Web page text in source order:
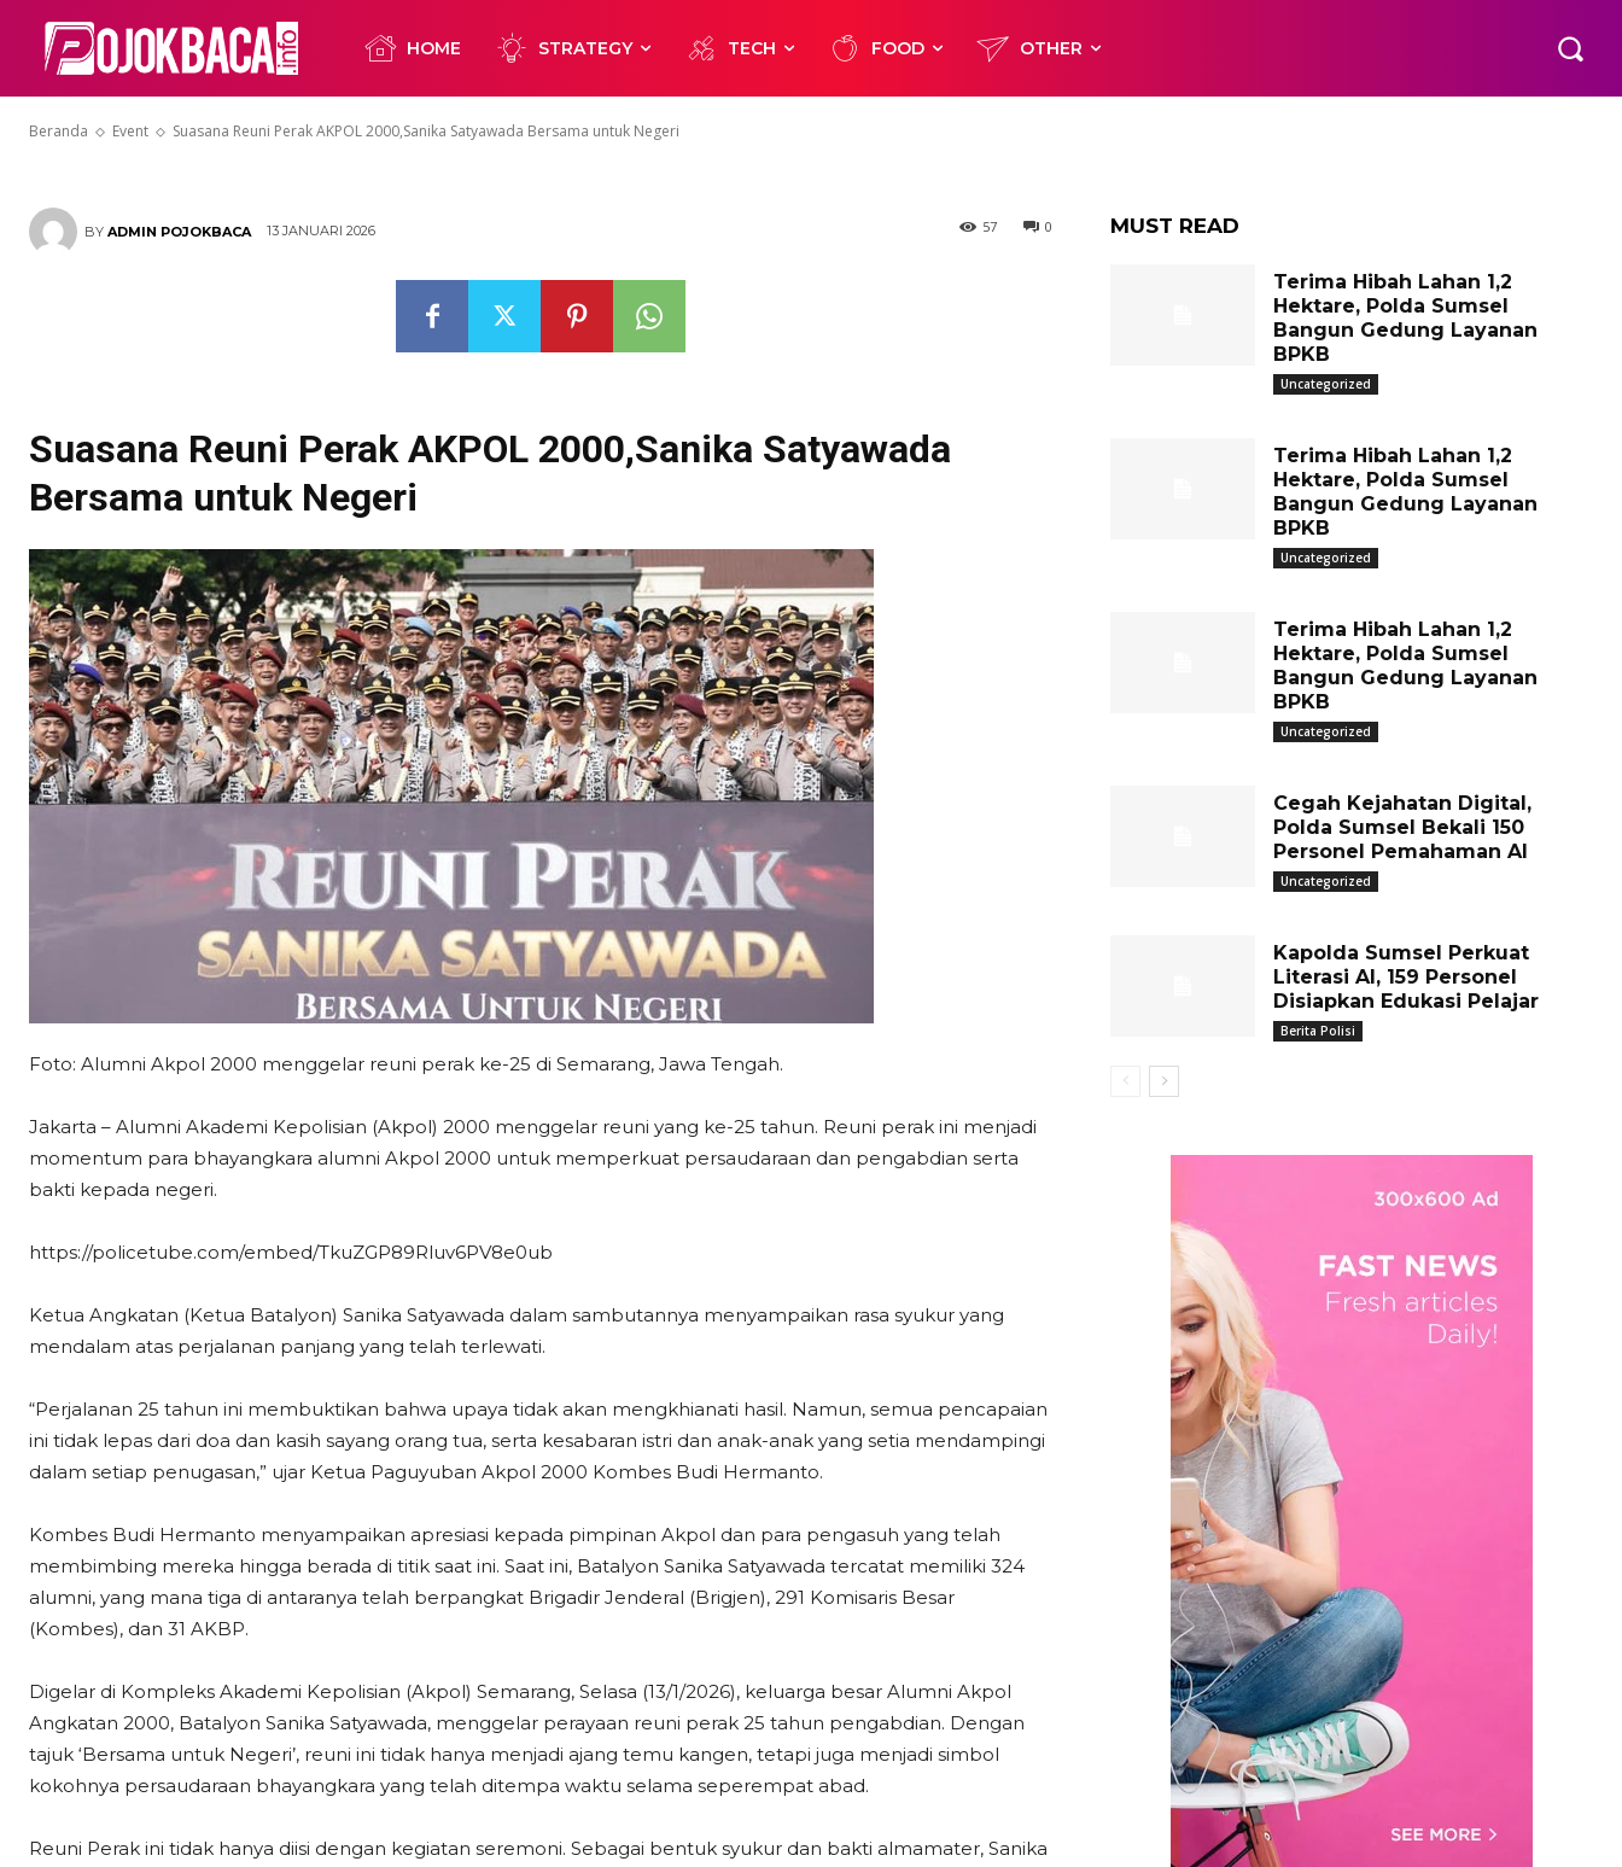
HOME STRATEGY TECH FOOD OTHER
Beranda Event Suasana Reuni Perak AKPOL 2000,Sanika Satyawada Bersama untuk Negeri
untuk Negeri
BY ADMIN POJOKBACA 13 JANUARI 2026 0
57
Suasana Reuni Perak AKPOL 2000,Sanika Satyawada
Bersama untuk Negeri
Foto: Alumni Akpol 2000 menggelar reuni perak ke-25 di Semarang, Jawa Tengah.
Jakarta – Alumni Akademi Kepolisian (Akpol) 2000 menggelar reuni yang ke-25 tahun. Reuni perak ini menjadi
momentum para bhayangkara alumni Akpol 2000 untuk memperkuat persaudaraan dan pengabdian serta
bakti kepada negeri.
https://policetube.com/embed/TkuZGP89Rluv6PV8e0ub
Ketua Angkatan (Ketua Batalyon) Sanika Satyawada dalam sambutannya menyampaikan rasa syukur yang
mendalam atas perjalanan panjang yang telah terlewati.
“Perjalanan 25 tahun ini membuktikan bahwa upaya tidak akan mengkhianati hasil. Namun, semua pencapaian
ini tidak lepas dari doa dan kasih sayang orang tua, serta kesabaran istri dan anak-anak yang setia mendampingi
dalam setiap penugasan,” ujar Ketua Paguyuban Akpol 2000 Kombes Budi Hermanto.
Kombes Budi Hermanto menyampaikan apresiasi kepada pimpinan Akpol dan para pengasuh yang telah
membimbing mereka hingga berada di titik saat ini. Saat ini, Batalyon Sanika Satyawada tercatat memiliki 324
alumni, yang mana tiga di antaranya telah berpangkat Brigadir Jenderal (Brigjen), 291 Komisaris Besar
(Kombes), dan 31 AKBP.
Digelar di Kompleks Akademi Kepolisian (Akpol) Semarang, Selasa (13/1/2026), keluarga besar Alumni Akpol
Angkatan 2000, Batalyon Sanika Satyawada, menggelar perayaan reuni perak 25 tahun pengabdian. Dengan
tajuk ‘Bersama untuk Negeri’, reuni ini tidak hanya menjadi ajang temu kangen, tetapi juga menjadi simbol
kokohnya persaudaraan bhayangkara yang telah ditempa waktu selama seperempat abad.
Reuni Perak ini tidak hanya diisi dengan kegiatan seremoni. Sebagai bentuk syukur dan bakti almamater, Sanika
MUST READ
Terima Hibah Lahan 1,2
Hektare, Polda Sumsel
Bangun Gedung Layanan
BPKB
Uncategorized
Terima Hibah Lahan 1,2
Hektare, Polda Sumsel
Bangun Gedung Layanan
BPKB
Uncategorized
Terima Hibah Lahan 1,2
Hektare, Polda Sumsel
Bangun Gedung Layanan
BPKB
Uncategorized
Cegah Kejahatan Digital,
Polda Sumsel Bekali 150
Personel Pemahaman AI
Uncategorized
Kapolda Sumsel Perkuat
Literasi AI, 159 Personel
Disiapkan Edukasi Pelajar
Berita Polisi